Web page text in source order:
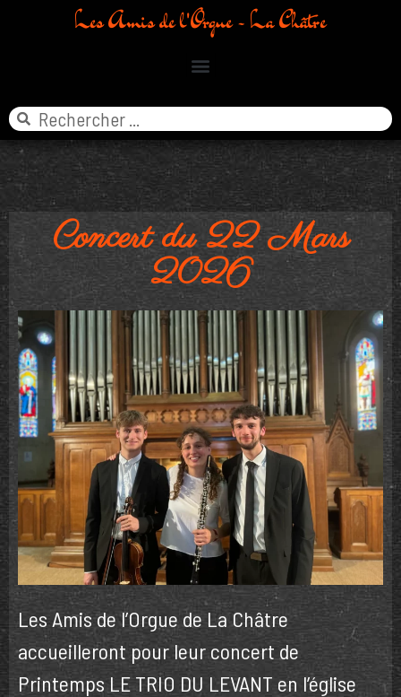
Les Amis de l'Orgue - La Châtre
Concert du 22 Mars
2026
Les Amis de l’Orgue de La Châtre
accueilleront pour leur concert de
Printemps LE TRIO DU LEVANT en l’église